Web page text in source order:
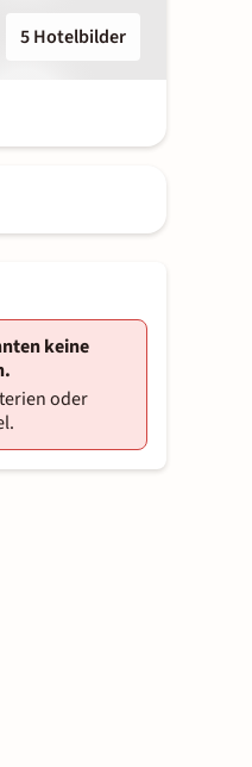
5 Hotelbilder
keine
oder